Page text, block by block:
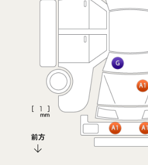
前方